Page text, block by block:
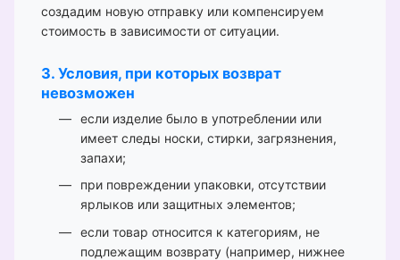
создадим новую отправку или компенсируем
стоимость в зависимости от ситуации.
3. Условия, при которых возврат
невозможен
если изделие было в употреблении или
имеет следы носки, стирки, загрязнения,
запахи;
при повреждении упаковки, отсутствии
ярлыков или защитных элементов;
если товар относится к категориям, не
подлежащим возврату (например, нижнее